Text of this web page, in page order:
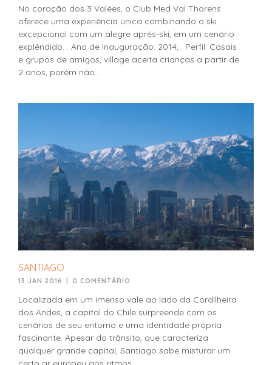
No coração dos 3 Valées, o Club Med Val Thorens
oferece uma experiência única combinando o ski
excepcional com um alegre aprés-ski, em um cenário
explêndido. . Ano de inauguração: 2014; . Perfil: Casais
e grupos de amigos, village aceita crianças a partir de
2 anos, porém não...
SANTIAGO
13 JAN 2016 | 0 COMENTÁRIO
Localizada em um imenso vale ao lado da Cordilheira
dos Andes, a capital do Chile surpreende com os
cenários de seu entorno e uma identidade própria
fascinante. Apesar do trânsito, que caracteriza
qualquer grande capital, Santiago sabe misturar um